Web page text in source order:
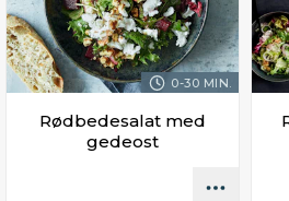
0-30 MIN.
Rødbedesalat med
gedeost